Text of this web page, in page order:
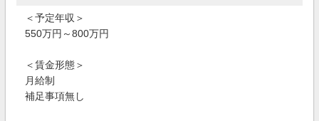
＜予定年収＞
550万円～800万円
＜賃金形態＞
月給制
補足事項無し